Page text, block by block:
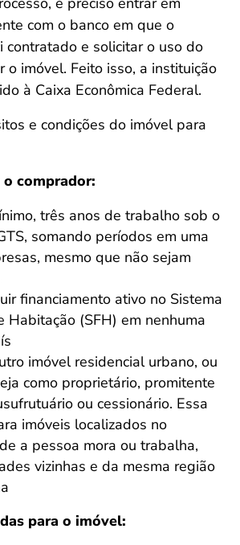
com o banco em que o
contratado e solicitar o uso do
o imóvel. Feito isso, a instituição
à Caixa Econômica Federal.
e condições do imóvel para
comprador:
três anos de trabalho sob o
somando períodos em uma
mesmo que não sejam
financiamento ativo no Sistema
Habitação (SFH) em nenhuma
imóvel residencial urbano, ou
como proprietário, promitente
ou cessionário. Essa
imóveis localizados no
a pessoa mora ou trabalha,
vizinhas e da mesma região
para o imóvel: